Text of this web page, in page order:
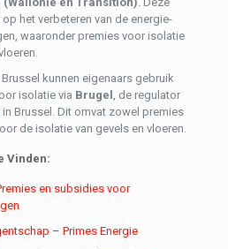
het verbeteren van de energie-
waaronder premies voor isolatie
Brussel kunnen eigenaars gebruik
isolatie via Brugel , de regulator
Brussel. Dit omvat zowel premies
de isolatie van gevels en vloeren.
Vinden:
en subsidies voor
– Primes Energie